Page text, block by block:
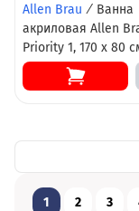
Allen Brau / Ванна
акриловая Allen
Priority 1, 170 х 80
перелив в
белая матовая,
1 2 3